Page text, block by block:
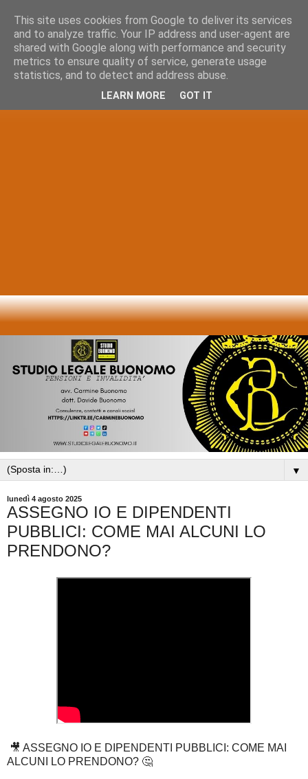
▼
lunedì 4 agosto 2025
ASSEGNO IO E DIPENDENTI
PUBBLICI: COME MAI ALCUNI LO
PRENDONO?
🎥 ASSEGNO IO E DIPENDENTI PUBBLICI: COME MAI
ALCUNI LO PRENDONO? 🤔
This site uses cookies from Google to deliver its services
and to analyze traffic. Your IP address and user-agent are
shared with Google along with performance and security
metrics to ensure quality of service, generate usage
statistics, and to detect and address abuse.
LEARN MORE GOT IT